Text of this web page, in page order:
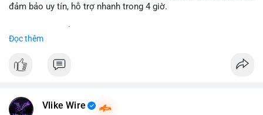
đảm bảo uy tín, hỗ trợ nhanh trong 4 giờ.
📞 WhatsApp: +1 660 215-8938
📧 Email: localpvashop@gmail.com
premium, PVA, aged với giá tốt nhất!
Đọc thêm
Vlike Wire